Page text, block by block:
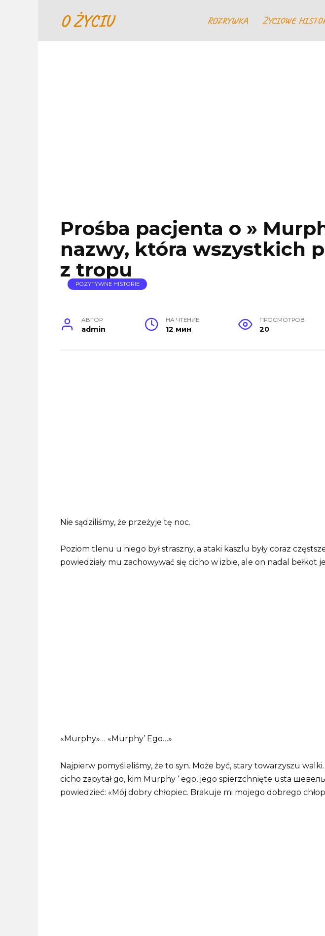
O ŻYCIU ROZRYWKA ŻYCIOWE
Prośba pacjenta o »
nazwy, która wszystkich
z tropu
POZYTYWNE HISTORIE
АВТОР
admin
НА ЧТЕНИЕ
12 мин
ПРОСМОТРОВ
20
Nie sądziliśmy, że przeżyje tę noc.
Poziom tlenu u niego był straszny, a ataki kaszlu były coraz
powiedziały mu zachowywać się cicho w izbie, ale on nadal bełkot
«Murphy»… «Murphy’ Ego…»
Najpierw pomyśleliśmy, że to syn. Może być, stary towarzyszu walki.
cicho zapytał go, kim Murphy ‘ ego, jego spierzchnięte usta
powiedzieć: «Mój dobry chłopiec. Brakuje mi mojego dobrego